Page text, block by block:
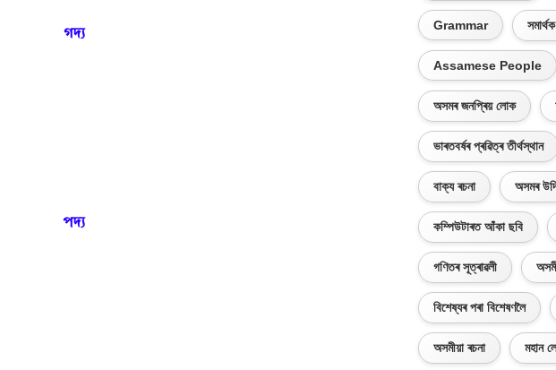
গদ্য়
পদ্য়
Grammar
Assamese People
অসমৰ জনপ্ৰিয় লোক
ভাৰতবৰ্ষৰ প্ৰৱিত্ৰ তীৰ্থস্থান
বাক্য ৰচনা অসমৰ
কম্পিউটাৰত আঁকা ছবি
গণিতৰ সূত্ৰাৱলী
বিশেষ্যৰ পৰা বিশেষণলৈ
অসমীয়া ৰচনা মহান